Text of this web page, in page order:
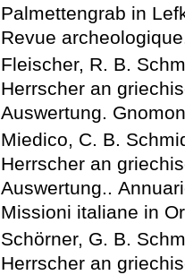
Palmettengrab in
Revue archeologique
Fleischer, R. B.
Herrscher an
Auswertung. Gnomon
Miedico, C. B.
Herrscher an
Auswertung..
Missioni italiane in
Schörner, G. B.
Herrscher an